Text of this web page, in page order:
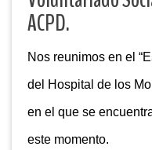
ACPD.
Nos reunimos en el
del Hospital de los
en el que se
este momento.